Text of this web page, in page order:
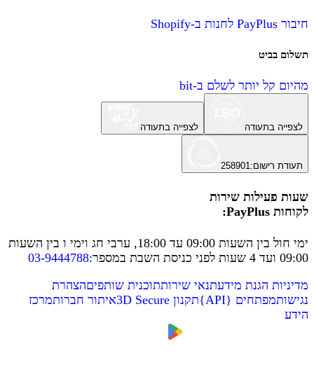
חיבור PayPlus לחנות ב-Shopify
תשלום בביט
מהיום קל יותר לשלם ב-bit
לצפייה בתעודה לצפייה בתעודה
תעודת רישום:
258901
שעות פעילות שירות
לקוחות PayPlus:
ימי חול בין השעות 09:00 עד 18:00, ערבי חג וימי ו בין השעות
09:00 ועד 4 שעות לפני כניסת השבת במספר
:
03-9444788
מדיניות הגנת מידעתנאי שירותתוכנית שותפיםהצהרת
נגישותמפתחים {
API
}תקנון 3D Secure איתור חברותמרכז
הידע